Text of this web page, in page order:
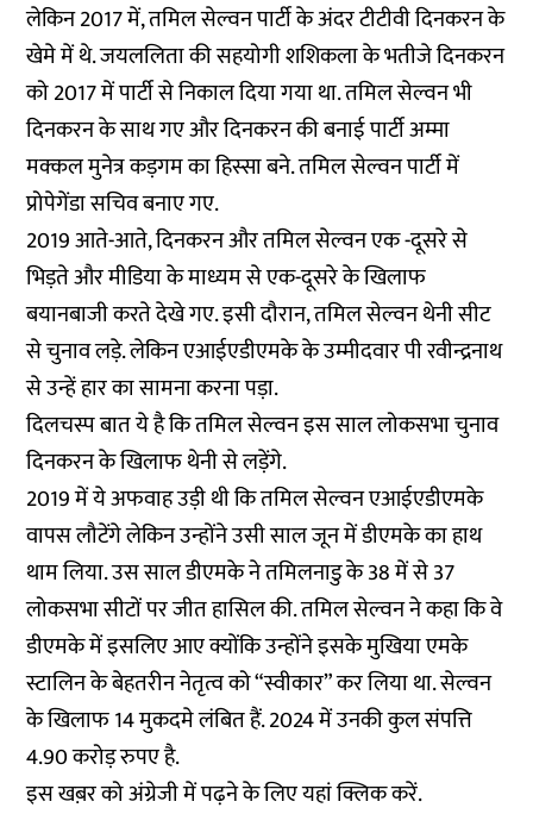
लेकिन 2017 में, तमिल सेल्वन पार्टी के अंदर टीटीवी दिनकरन के
खेमे में थे. जयललिता की सहयोगी शशिकला के भतीजे दिनकरन
को 2017 में पार्टी से निकाल दिया गया था. तमिल सेल्वन भी
दिनकरन के साथ गए और दिनकरन की बनाई पार्टी अम्मा
मक्कल मुनेत्र कड़गम का हिस्सा बने. तमिल सेल्वन पार्टी में
प्रोपेगेंडा सचिव बनाए गए.
2019 आते-आते, दिनकरन और तमिल सेल्वन एक -दूसरे से
भिड़ते और मीडिया के माध्यम से एक-दूसरे के खिलाफ
बयानबाजी करते देखे गए. इसी दौरान, तमिल सेल्वन थेनी सीट
से चुनाव लड़े. लेकिन एआईएडीएमके के उम्मीदवार पी रवीन्द्रनाथ
से उन्हें हार का सामना करना पड़ा.
दिलचस्प बात ये है कि तमिल सेल्वन इस साल लोकसभा चुनाव
दिनकरन के खिलाफ थेनी से लड़ेंगे.
2019 में ये अफवाह उड़ी थी कि तमिल सेल्वन एआईएडीएमके
वापस लौटेंगे लेकिन उन्होंने उसी साल जून में डीएमके का हाथ
थाम लिया. उस साल डीएमके ने तमिलनाडु के 38 में से 37
लोकसभा सीटों पर जीत हासिल की. तमिल सेल्वन ने कहा कि वे
डीएमके में इसलिए आए क्योंकि उन्होंने इसके मुखिया एमके
स्टालिन के बेहतरीन नेतृत्व को “स्वीकार” कर लिया था. सेल्वन
के खिलाफ 14 मुकदमे लंबित हैं. 2024 में उनकी कुल संपत्ति
4.90 करोड़ रुपए है.
इस खब़र को अंग्रेजी में पढ़ने के लिएयहांक्लिक करें.